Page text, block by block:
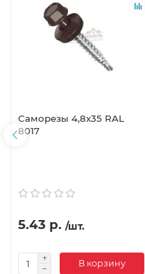
Саморезы 4,8х35 RAL
8017
5.43 р. /шт.
В корзину